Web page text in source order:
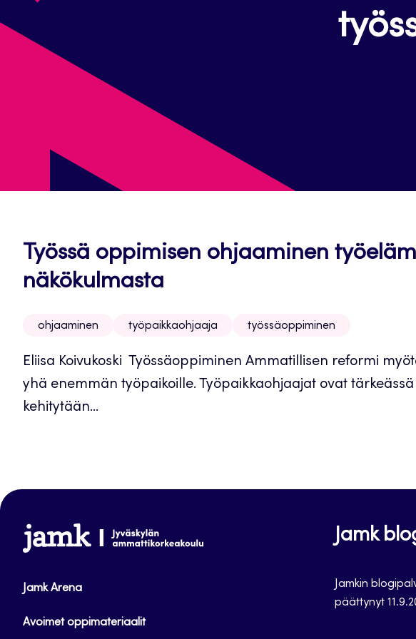
Työssä oppimisen ohjaaminen
näkökulmasta
ohjaaminen työpaikkaohjaaja työssäoppiminen
Eliisa Koivukoski Työssäoppiminen Ammatillisen reformi
yhä enemmän työpaikoille. Työpaikkaohjaajat ovat
kehitytään...
www.jamk.fi
Jamk Arena
Avoimet oppimateriaalit
Jamk
Jamkin
päättynyt